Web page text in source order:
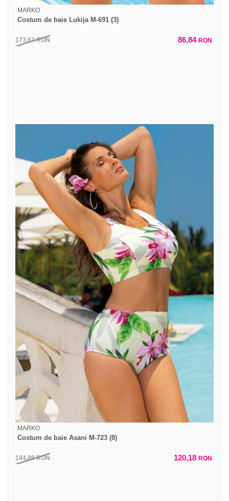
MARKO
Costum de baie Lukija M-691 (3)
173,67RON 86,84 RON
MARKO
Costum de baie Asani M-723 (8)
184,89RON 120,18 RON